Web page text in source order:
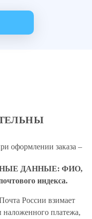
оформлении заказа –
ДАННЫЕ: ФИО,
индекса.
России взимает
наложенного платежа,